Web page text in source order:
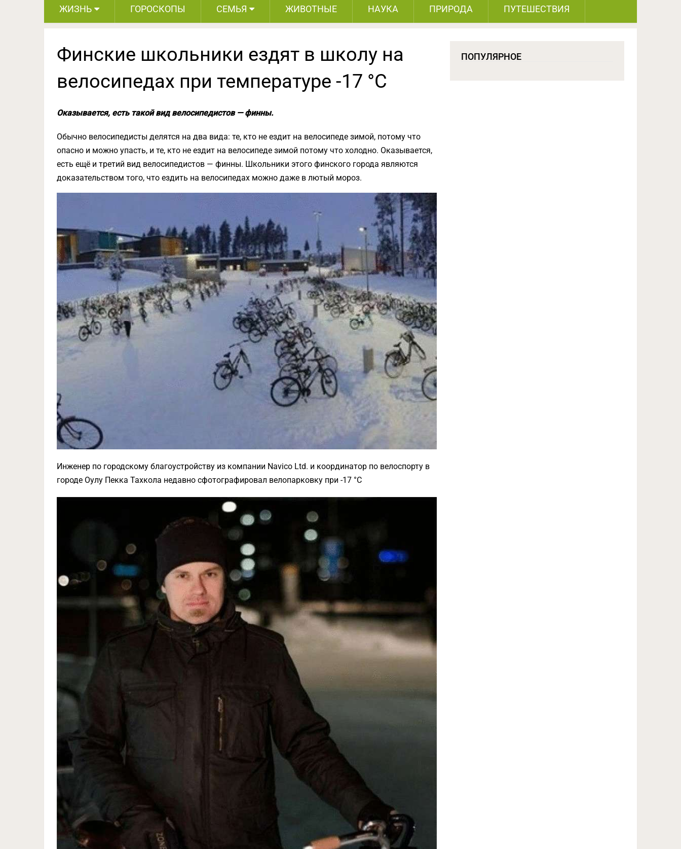
ЖИЗНЬ ГОРОСКОПЫ СЕМЬЯ ЖИВОТНЫЕ НАУКА ПРИРОДА ПУТЕШЕСТВИЯ
Финские школьники ездят в школу на
велосипедах при температуре -17 °C
Оказывается, есть такой вид велосипедистов — финны.
Обычно велосипедисты делятся на два вида: те, кто не ездит на велосипеде зимой, потому что
опасно и можно упасть, и те, кто не ездит на велосипеде зимой потому что холодно. Оказывается,
есть ещё и третий вид велосипедистов — финны. Школьники этого финского города являются
доказательством того, что ездить на велосипедах можно даже в лютый мороз.
Инженер по городскому благоустройству из компании Navico Ltd. и координатор по велоспорту в
городе Оулу Пекка Тахкола недавно сфотографировал велопарковку при -17 °C
ПОПУЛЯРНОЕ